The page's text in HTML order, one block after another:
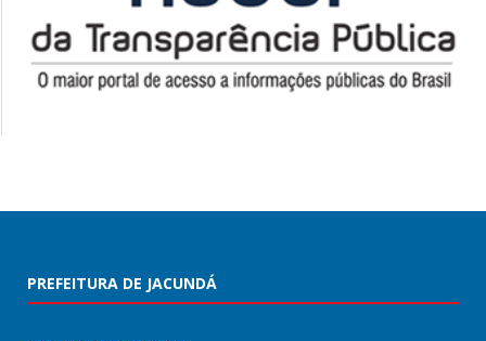
PREFEITURA DE JACUNDÁ